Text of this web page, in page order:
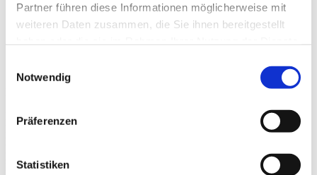
Partner führen diese Informationen möglicherweise mit
weiteren Daten zusammen, die Sie ihnen bereitgestellt
Notwendig
Präferenzen
Statistiken
Spielhallen
Präventionsschulung für Servicepersonal gemäß § 7 GlüStV 2021 in
Hessen Als Anbieter gewerblichen Glücksspiels müssen Ihre
Präventionsschulungen lernen Ihre Mitarbeiter/innen Grundlagen